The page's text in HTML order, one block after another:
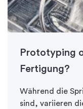
Prototyping
Fertigung?
Während die
sind, variieren